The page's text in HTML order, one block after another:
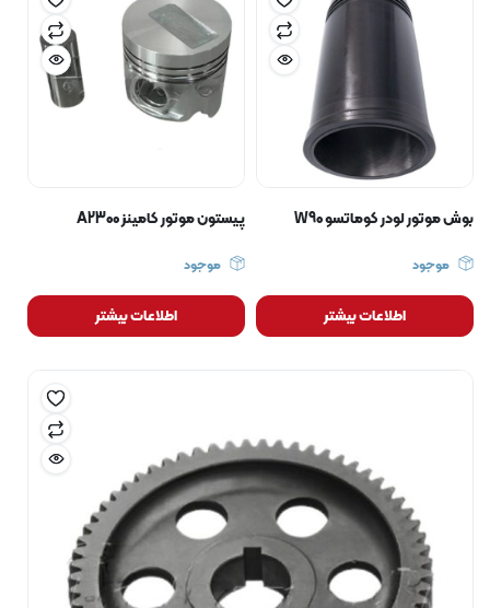
بوش موتور لودر کوماتسو W90
موجود
اطلاعات بیشتر
پیستون موتور کامینز A2300
موجود
اطلاعات بیشتر